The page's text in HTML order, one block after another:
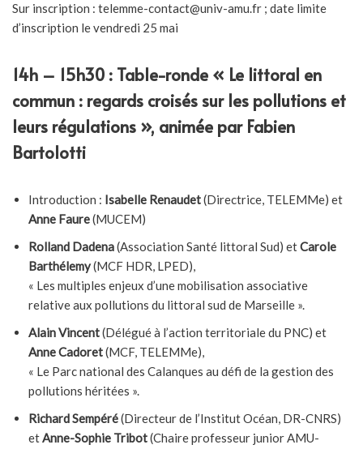
Sur inscription : telemme-contact@univ-amu.fr ; date limite
d’inscription le vendredi 25 mai
14h – 15h30 : Table-ronde « Le littoral en
commun : regards croisés sur les pollutions et
leurs régulations », animée par Fabien
Bartolotti
Introduction : Isabelle Renaudet(Directrice, TELEMMe) et
Anne Faure(MUCEM)
Rolland Dadena(Association Santé littoral Sud) etCarole
Barthélemy(MCF HDR, LPED),
« Les multiples enjeux d’une mobilisation associative
relative aux pollutions du littoral sud de Marseille ».
Alain Vincent(Délégué à l’action territoriale du PNC) et
Anne Cadoret(MCF, TELEMMe),
« Le Parc national des Calanques au défi de la gestion des
pollutions héritées ».
Richard Sempéré(Directeur de l’Institut Océan, DR-CNRS)
etAnne-Sophie Tribot(Chaire professeur junior AMU-